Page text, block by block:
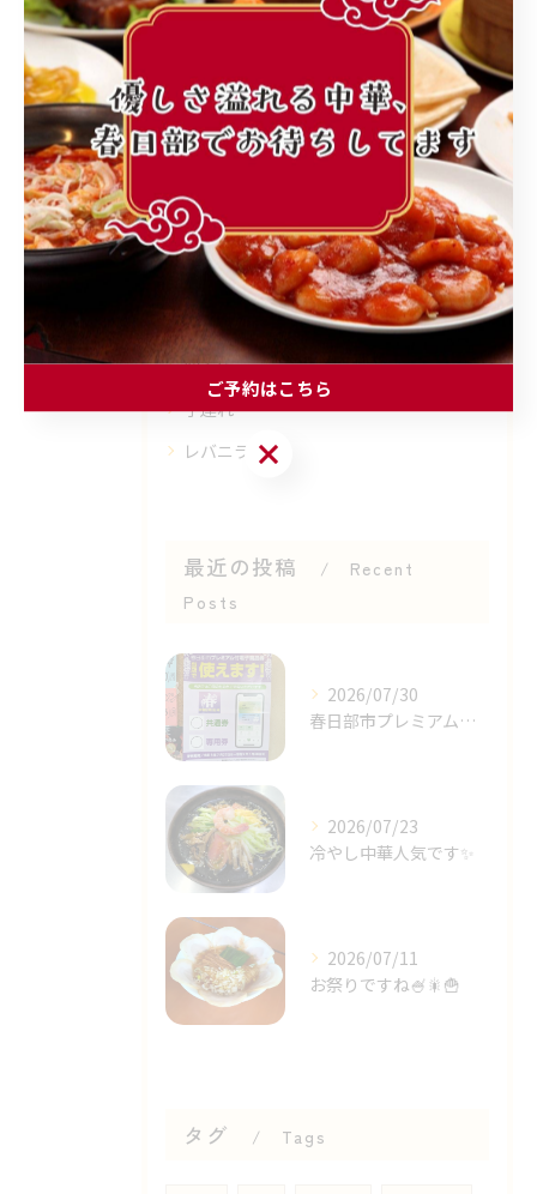
< 前のページ 次のページ >
Categories
全てのカテゴリー
町中華
ランチ
個人店
子連れ
レバニラ
最近の投稿
Recent
Posts
2026/07/30
春日部市プレミアム商品券✨⁡
2026/07/23
冷やし中華人気です✨⁡
2026/07/11
お祭りですね🍧🎇🍟⁡
タグ Tags
ご予約はこちら
ご予約はこちら